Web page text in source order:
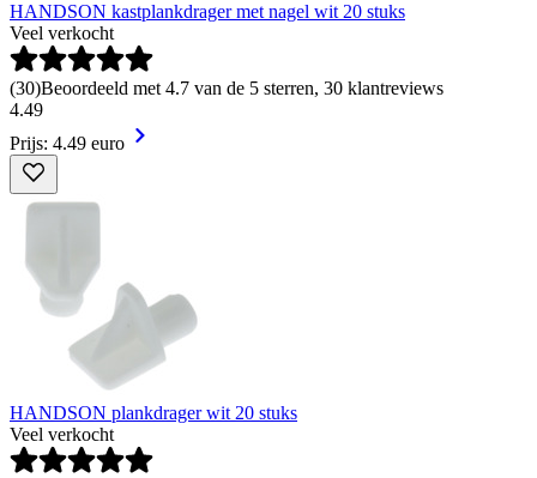
HANDSON kastplankdrager met nagel wit 20 stuks
Veel verkocht
(30)Beoordeeld met 4.7 van de 5 sterren, 30 klantreviews
4.49
Prijs: 4.49 euro
HANDSON plankdrager wit 20 stuks
Veel verkocht